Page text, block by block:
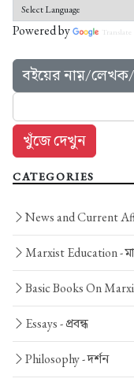
Powered by Translate
বইয়ের নাম়/লেখক/
CATEGORIES
News and Current
Marxist Education -
Basic Books On
Essays -প্রবন্ধ
Philosophy -দর্শন